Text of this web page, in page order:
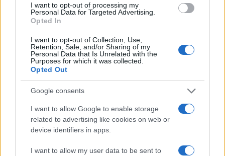
I want to opt-out of processing my
Personal Data for Targeted Advertising.
Opted In
I want to opt-out of Collection, Use,
Retention, Sale, and/or Sharing of my
Personal Data that Is Unrelated with the
Purposes for which it was collected.
Opted Out
Google consents
I want to allow Google to enable storage
related to advertising like cookies on web or
device identifiers in apps.
I want to allow my user data to be sent to
Η ΣΤΗΛΗ ΜΑΣ